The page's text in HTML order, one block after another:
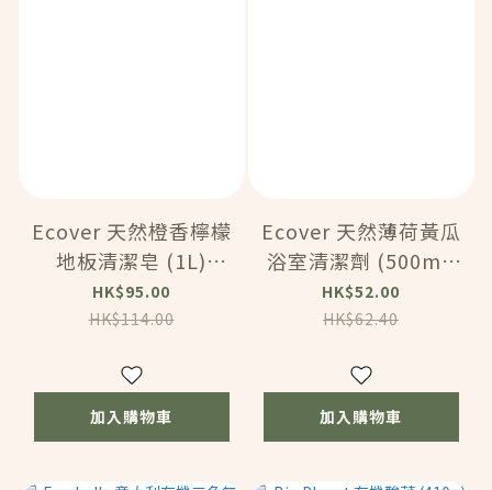
Ecover 天然橙香檸檬
地板清潔皂 (1L)
(HC348)
HK$95.00
HK$114.00
加入購物車
Ecover 天然薄荷黃瓜
浴室清潔劑 (500ml)
(HC351)
HK$52.00
HK$62.40
加入購物車